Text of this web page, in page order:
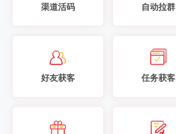
渠道活码 自动拉群
好友获客 任务获客